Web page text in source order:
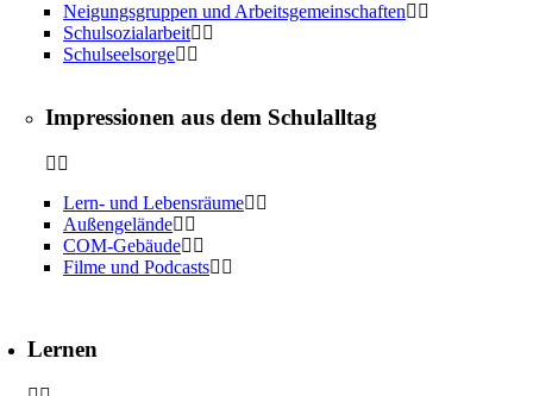
Neigungsgruppen und Arbeitsgemeinschaften
Schulsozialarbeit
Schulseelsorge
Impressionen aus dem Schulalltag
Lern- und Lebensräume
Außengelände
COM-Gebäude
Filme und Podcasts
Lernen